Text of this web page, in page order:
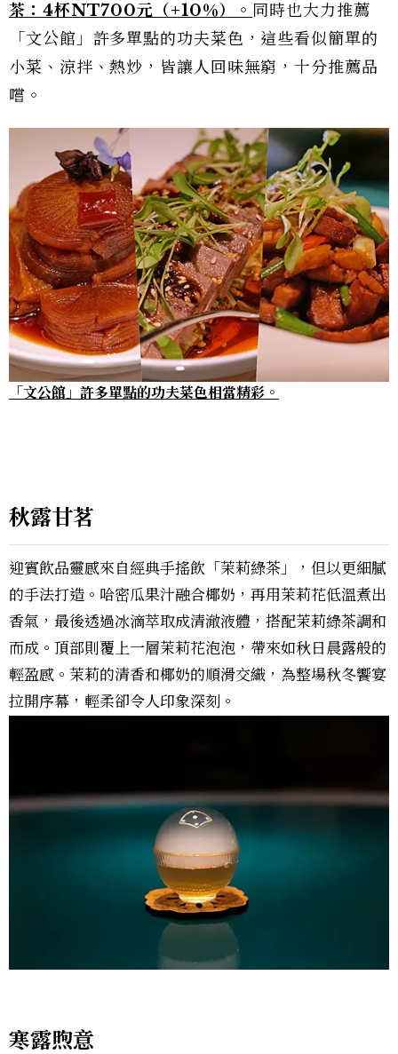
茶：4杯NT700元（+10％）。 同時也大力推薦
「文公館」許多單點的功夫菜色，這些看似簡單的
小菜、涼拌、熱炒，皆讓人回味無窮，十分推薦品
嚐。
「文公館」許多單點的功夫菜色相當精彩。
秋露甘茗
迎賓飲品靈感來自經典手搖飲「茉莉綠茶」，但以更細膩
的手法打造。哈密瓜果汁融合椰奶，再用茉莉花低溫煮出
香氣，最後透過冰滴萃取成清澈液體，搭配茉莉綠茶調和
而成。頂部則覆上一層茉莉花泡泡，帶來如秋日晨露般的
輕盈感。茉莉的清香和椰奶的順滑交織，為整場秋冬饗宴
拉開序幕，輕柔卻令人印象深刻。
寒露煦意